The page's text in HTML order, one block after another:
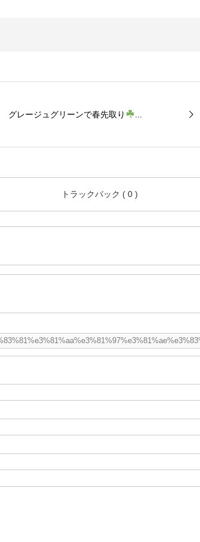
グレージュグリーンで春先取り
トラックバック ( 0 )